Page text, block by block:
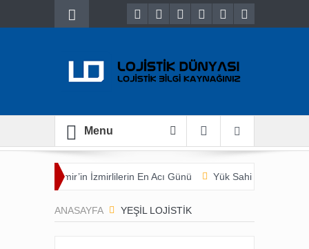
Menu
İzmir’in İzmirlilerin En Acı Günü Yük Sahibi Açısından
ANASAYFA YEŞIL LOJISTIK